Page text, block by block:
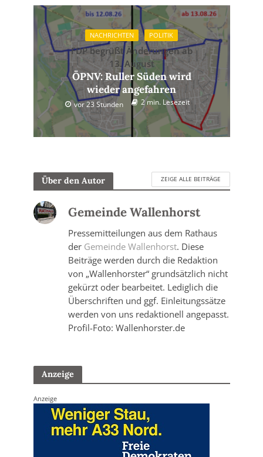
NACHRICHTEN POLITIK
FDP begrüßt Änderungen ab
13. August
ÖPNV: Ruller Süden wird
wieder angefahren
vor 23 Stunden 2 min. Lesezeit
Über den Autor ZEIGE ALLE BEITRÄGE
Gemeinde Wallenhorst
Pressemitteilungen aus dem Rathaus
der Gemeinde Wallenhorst. Diese
Beiträge werden durch die Redaktion
von „Wallenhorster“ grundsätzlich nicht
gekürzt oder bearbeitet. Lediglich die
Überschriften und ggf. Einleitungssätze
werden von uns redaktionell angepasst.
Profil-Foto: Wallenhorster.de
Anzeige
Anzeige